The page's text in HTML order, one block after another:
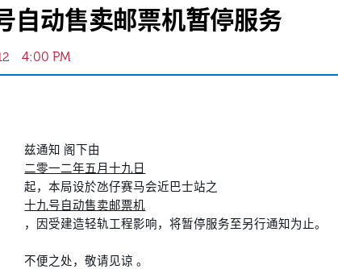
自动售卖邮票机暂停服务
4:00 PM
兹通知 阁下由
二零一二年五月十九日
起，本局设於氹仔赛马会近巴士站之
十九号自动售卖邮票机
，因受建造轻轨工程影响，将暂停服务至另行通知为止。
不便之处，敬请见谅 。